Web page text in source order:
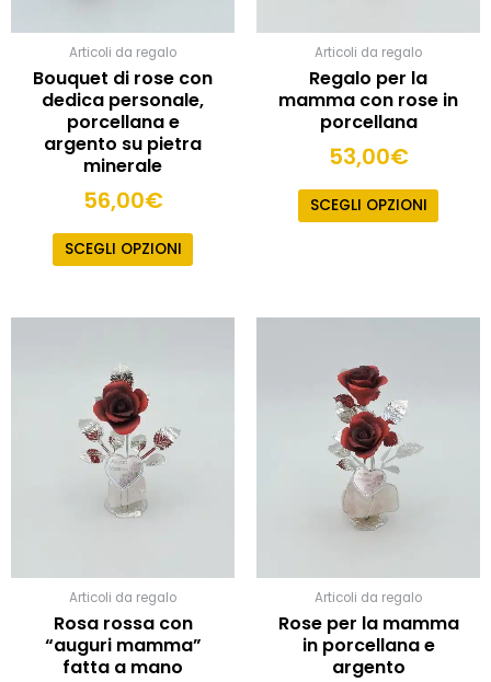
Articoli da regalo
Bouquet di rose con
dedica personale,
porcellana e
argento su pietra
minerale
56,00€
SCEGLI OPZIONI
del
prodotto
Articoli da regalo
Regalo per la
mamma con rose in
porcellana
53,00€
SCEGLI OPZIONI
Articoli da regalo
Rosa rossa con
“auguri mamma”
fatta a mano
Articoli da regalo
Rose per la mamma
in porcellana e
argento